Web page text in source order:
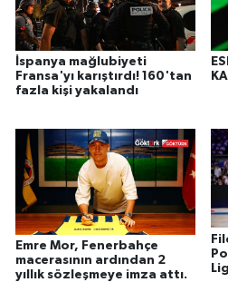
İspanya mağlubiyeti
Fransa'yı karıştırdı! 160'tan
fazla kişi yakalandı
Emre Mor, Fenerbahçe
macerasının ardından 2
yıllık sözleşmeye imza attı.